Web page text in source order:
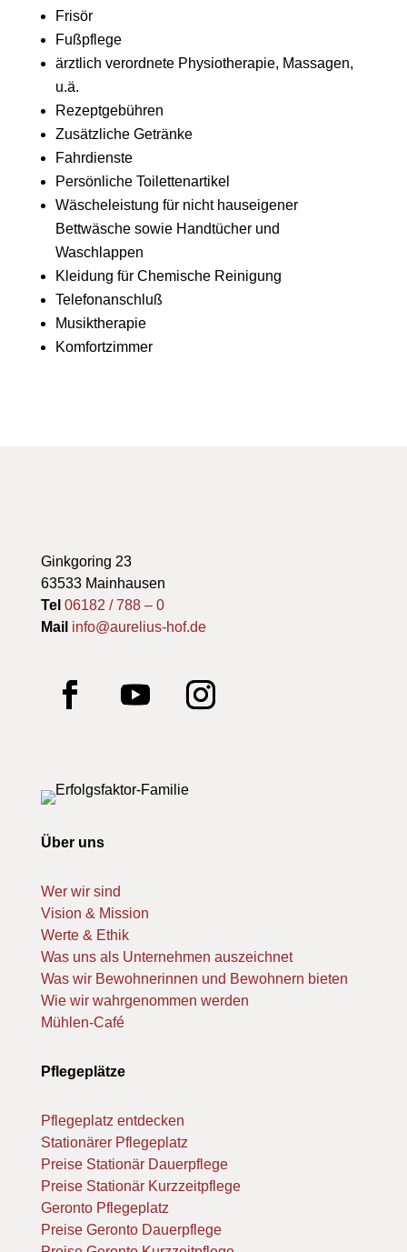
Frisör
Fußpflege
ärztlich verordnete Physiotherapie, Massagen,
u.ä.
Rezeptgebühren
Zusätzliche Getränke
Fahrdienste
Persönliche Toilettenartikel
Wäscheleistung für nicht hauseigener
Bettwäsche sowie Handtücher und
Waschlappen
Kleidung für Chemische Reinigung
Telefonanschluß
Musiktherapie
Komfortzimmer
Ginkgoring 23
63533 Mainhausen
Tel 06182 / 788 – 0
Mail info@aurelius-hof.de
Über uns
Wer wir sind
Vision & Mission
Werte & Ethik
Was uns als Unternehmen auszeichnet
Was wir Bewohnerinnen und Bewohnern bieten
Wie wir wahrgenommen werden
Mühlen-Café
Pflegeplätze
Pflegeplatz entdecken
Stationärer Pflegeplatz
Preise Stationär Dauerpflege
Preise Stationär Kurzzeitpflege
Geronto Pflegeplatz
Preise Geronto Dauerpflege